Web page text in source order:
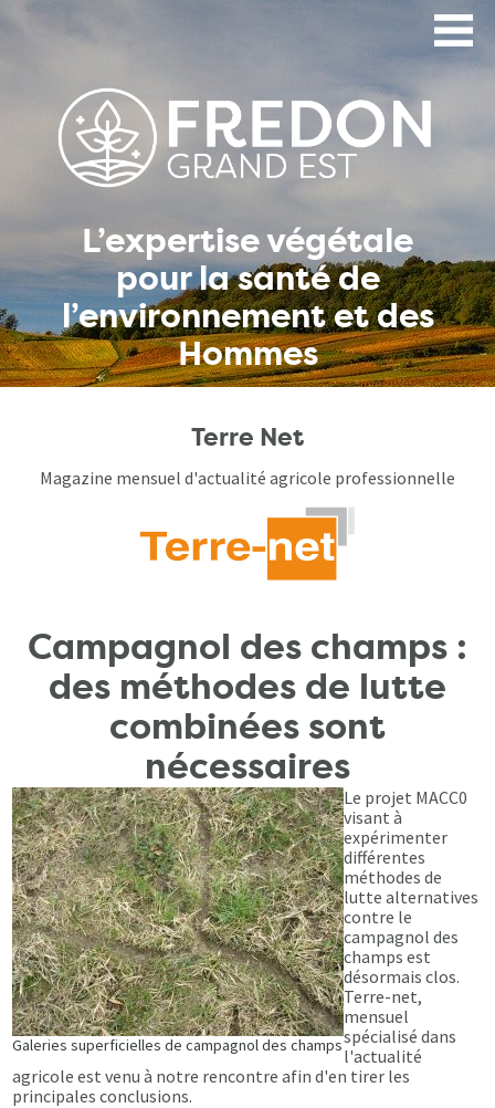
L’expertise végétale
pour la santé de
l’environnement et des
Hommes
Terre Net
Magazine mensuel d'actualité agricole professionnelle
Campagnol des champs :
des méthodes de lutte
combinées sont
nécessaires
Galeries superficielles de campagnol des champs
Le projet MACC0
visant à
expérimenter
différentes
méthodes de
lutte alternatives
contre le
campagnol des
champs est
désormais clos.
Terre-net,
mensuel
spécialisé dans
l'actualité
agricole est venu à notre rencontre afin d'en tirer les
principales conclusions.